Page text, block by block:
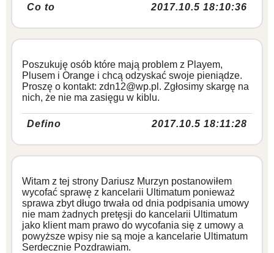
Co to 2017.10.5 18:10:36
Poszukuję osób które mają problem z Playem,
Plusem i Orange i chcą odzyskać swoje pieniądze.
Proszę o kontakt: zdn12@wp.pl. Zgłosimy skargę na
nich, że nie ma zasięgu w kiblu.
Defino 2017.10.5 18:11:28
Witam z tej strony Dariusz Murzyn postanowiłem
wycofać sprawę z kancelarii Ultimatum ponieważ
sprawa zbyt długo trwała od dnia podpisania umowy
nie mam żadnych pretęsji do kancelarii Ultimatum
jako klient mam prawo do wycofania się z umowy a
powyższe wpisy nie są moje a kancelarie Ultimatum
Serdecznie Pozdrawiam.